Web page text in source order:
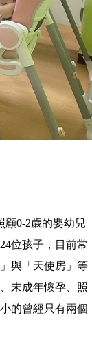
顧0-2歲的嬰幼兒
位孩子，目前常
與「天使房」等
未成年懷孕、照
的曾經只有兩個